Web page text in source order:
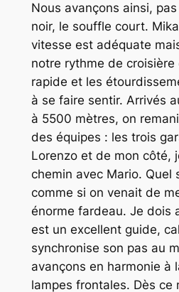
Nous avançons ainsi,
noir, le souffle court.
vitesse est adéquate
notre rythme de
rapide et les
à se faire sentir. Arrivés
à 5500 mètres, on
des équipes : les trois
Lorenzo et de mon côté,
chemin avec Mario. Quel
comme si on venait de
énorme fardeau. Je dois
est un excellent guide,
synchronise son pas au
avançons en harmonie à
lampes frontales. Dès ce